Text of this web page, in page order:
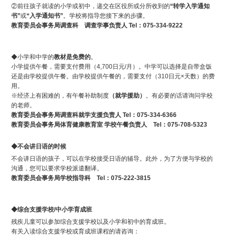
②前往孩子就读的小学或初中，递交在区役所或分所收到的“转学入学通知
书”或“入学通知书”。学校将指导您接下来的步骤。
教育委员会事务局调查科 调查学事负责人 Tel：075-334-9222
◆小学和中学的教材是免费的。
小学提供午餐，需要支付费用（4,700日元/月）。中学可以选择是自带盒饭
还是由学校提供午餐。由学校提供午餐的，需要支付（310日元×天数）的费
用。
※经济上有困难的，有午餐补助制度 （就学援助） 。有必要的话请询问学校
的老师。
教育委员会事务局调查科就学支援负责人 Tel：075-334-6366
教育委员会事务局体育健康教育室 学校午餐负责人 Tel：075-708-5323
◆不会讲日语的时候
不会讲日语的孩子，可以在学校接受日语的辅导。此外，为了方便与学校的
沟通，您可以要求学校派遣翻译。
教育委员会事务局学校指导科 Tel：075-222-3815
◆综合支援学校/中小学育成班
残疾儿童可以参加综合支援学校以及小学和初中的育成班。
有关入读综合支援学校或育成班课程的请咨询：